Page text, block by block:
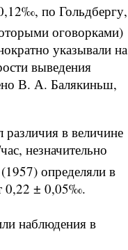
по Гольдбергу,
оговорками)
указывали на
выведения
В. А. Балякиньш,
в величине
незначительно
определяли в
0,22 ± 0,05‰.
наблюдения в